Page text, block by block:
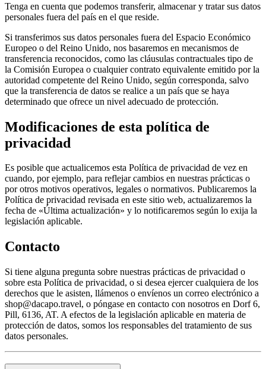
Tenga en cuenta que podemos transferir, almacenar y tratar sus datos
personales fuera del país en el que reside.
Si transferimos sus datos personales fuera del Espacio Económico
Europeo o del Reino Unido, nos basaremos en mecanismos de
transferencia reconocidos, como las cláusulas contractuales tipo de
la Comisión Europea o cualquier contrato equivalente emitido por la
autoridad competente del Reino Unido, según corresponda, salvo
que la transferencia de datos se realice a un país que se haya
determinado que ofrece un nivel adecuado de protección.
Modificaciones de esta política de
privacidad
Es posible que actualicemos esta Política de privacidad de vez en
cuando, por ejemplo, para reflejar cambios en nuestras prácticas o
por otros motivos operativos, legales o normativos. Publicaremos la
Política de privacidad revisada en este sitio web, actualizaremos la
fecha de «Última actualización» y lo notificaremos según lo exija la
legislación aplicable.
Contacto
Si tiene alguna pregunta sobre nuestras prácticas de privacidad o
sobre esta Política de privacidad, o si desea ejercer cualquiera de los
derechos que le asisten, llámenos o envíenos un correo electrónico a
shop@dacapo.travel, o póngase en contacto con nosotros en Dorf 6,
Pill, 6136, AT. A efectos de la legislación aplicable en materia de
protección de datos, somos los responsables del tratamiento de sus
datos personales.